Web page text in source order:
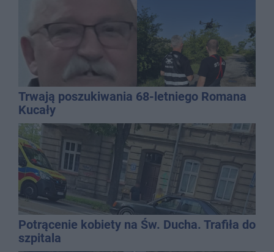
Trwają poszukiwania 68-letniego Romana
Kucały
Potrącenie kobiety na Św. Ducha. Trafiła do
szpitala